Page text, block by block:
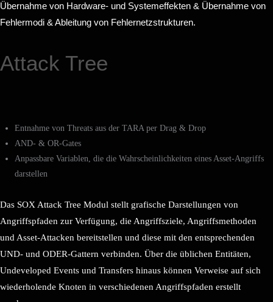
Übernahme von Hardware- und Systemeffekten & Übernahme von
Fehlermodi & Ableitung von Fehlernetzstrukturen.
Attack Tree
Entnahme von Threats aus der TARA per Drag & Drop
AND- & OR-Gates
Anpassbare Variablen, die die Wahrscheinlichkeiten eines Asset-Angriffs
darstellen
Das SOX Attack Tree Modul stellt grafische Darstellungen von
Angriffspfaden zur Verfügung, die Angriffsziele, Angriffsmethoden
und Asset-Attacken bereitstellen und diese mit den entsprechenden
UND- und ODER-Gattern verbinden. Über die üblichen Entitäten,
Undeveloped Events und Transfers hinaus können Verweise auf sich
wiederholende Knoten in verschiedenen Angriffspfaden erstellt